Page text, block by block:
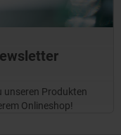
unseren Produkten
Onlineshop!